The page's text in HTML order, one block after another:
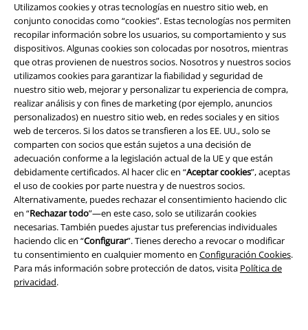
Utilizamos cookies y otras tecnologías en nuestro sitio web, en
conjunto conocidas como “cookies”. Estas tecnologías nos permiten
recopilar información sobre los usuarios, su comportamiento y sus
dispositivos. Algunas cookies son colocadas por nosotros, mientras
que otras provienen de nuestros socios. Nosotros y nuestros socios
utilizamos cookies para garantizar la fiabilidad y seguridad de
nuestro sitio web, mejorar y personalizar tu experiencia de compra,
realizar análisis y con fines de marketing (por ejemplo, anuncios
personalizados) en nuestro sitio web, en redes sociales y en sitios
web de terceros. Si los datos se transfieren a los EE. UU., solo se
comparten con socios que están sujetos a una decisión de
adecuación conforme a la legislación actual de la UE y que están
debidamente certificados. Al hacer clic en “Aceptar cookies”, aceptas
el uso de cookies por parte nuestra y de nuestros socios.
Alternativamente, puedes rechazar el consentimiento haciendo clic
en “Rechazar todo”—en este caso, solo se utilizarán cookies
necesarias. También puedes ajustar tus preferencias individuales
haciendo clic en “Configurar”. Tienes derecho a revocar o modificar
tu consentimiento en cualquier momento en Configuración Cookies.
Para más información sobre protección de datos, visita Política de
privacidad.
EMP Eventos
Programa de Afiliados
Sostenibilidad
Comunidad